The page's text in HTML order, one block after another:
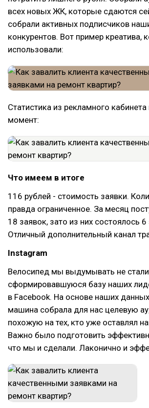
всех новых ЖК, которые сдаются
собрали активных подписчиков
конкурентов. Вот пример креатива,
использовали:
Статистика из рекламного
момент:
Что имеем в итоге
116 рублей - стоимость заявки.
правда ограниченное. За месяц
18 заявок, зато из них состоялось
Отличный дополнительный канал
Instagram
Велосипед мы выдумывать не
сформировавшуюся базу наших
в Facebook. На основе наших
машина собрала для нас целевую
похожую на тех, кто уже оставлял
Важно было подготовить
что мы и сделали. Лаконично и